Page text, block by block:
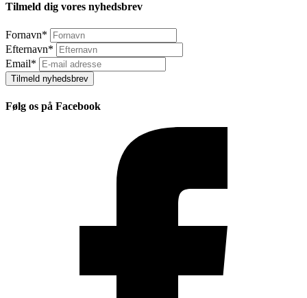
Tilmeld dig vores nyhedsbrev
Fornavn*
Efternavn*
Email*
Tilmeld nyhedsbrev
Følg os på Facebook